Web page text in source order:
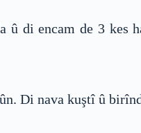
û di encam de 3
Di nava kuştî û